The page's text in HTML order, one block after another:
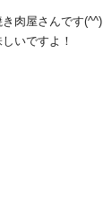
肉屋さんです(^^)
いですよ！